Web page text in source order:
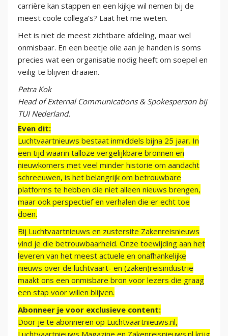
carrière kan stappen en een kijkje wil nemen bij de
meest coole collega’s? Laat het me weten.
Het is niet de meest zichtbare afdeling, maar wel
onmisbaar. En een beetje olie aan je handen is soms
precies wat een organisatie nodig heeft om soepel en
veilig te blijven draaien.
Petra Kok
Head of External Communications & Spokesperson bij
TUI Nederland.
Even dit:
Luchtvaartnieuws bestaat inmiddels bijna 25 jaar. In
een tijd waarin talloze vergelijkbare bronnen en
nieuwkomers met veel minder historie om aandacht
schreeuwen, is het belangrijk om betrouwbare
platforms te hebben die niet alleen nieuws brengen,
maar ook perspectief en verhalen die er echt toe
doen.
Bij Luchtvaartnieuws en zustersite Zakenreisnieuws
vind je die betrouwbaarheid. Onze toewijding aan het
leveren van het meest actuele en onafhankelijke
nieuws over de luchtvaart- en (zaken)reisindustrie
maakt ons een onmisbare bron voor lezers die graag
een stap voor willen blijven.
Abonneer je voor exclusieve content:
Door je te abonneren op Luchtvaartnieuws.nl,